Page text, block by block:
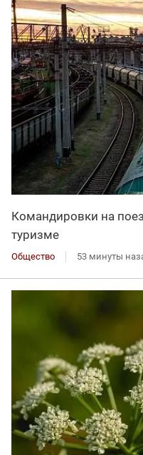
Командировки на
туризме
Общество 53 минуты